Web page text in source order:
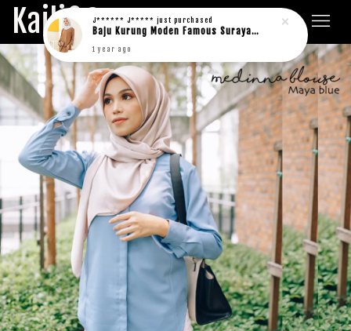
Kaili&Co.J****** J***** just purchased
Baju Kurung Moden Famous Suraya in rich brown
1 year ago